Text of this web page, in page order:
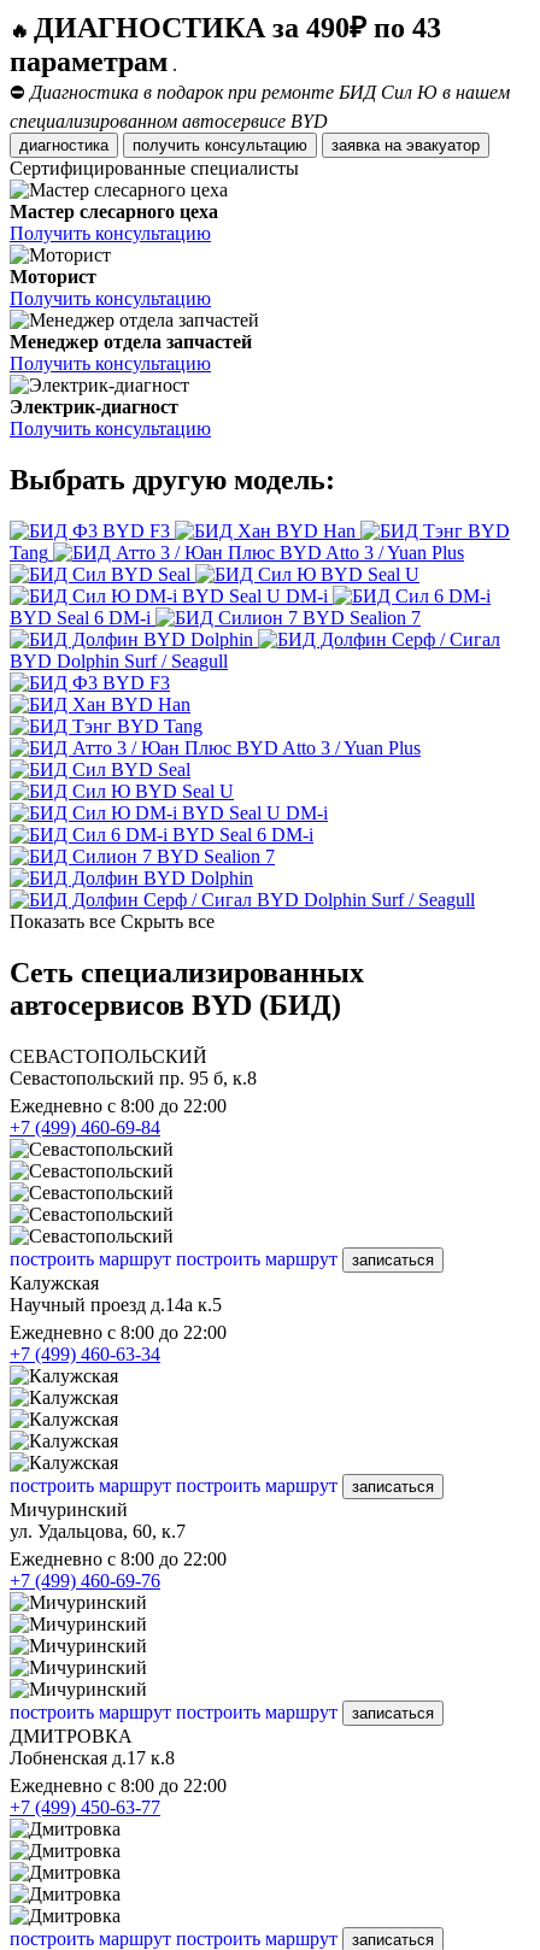
🔥 ДИАГНОСТИКА за 490₽ по 43
параметрам .
⛔ Диагностика в подарок при ремонте БИД Сил Ю в нашем
специализированном автосервисе BYD
диагностика получить консультацию заявка на эвакуатор
Сертифицированные специалисты
Мастер слесарного цеха
Получить консультацию
Моторист
Получить консультацию
Менеджер отдела запчастей
Получить консультацию
Электрик-диагност
Получить консультацию
Выбрать другую модель:
BYD F3 BYD Han
BYD
Tang
BYD Atto 3 / Yuan Plus
BYD Seal
BYD Seal U
BYD Seal U DM-i
BYD Seal 6 DM-i
BYD Sealion 7
BYD Dolphin
BYD Dolphin Surf / Seagull
BYD F3
BYD Han
BYD Tang
BYD Atto 3 / Yuan Plus
BYD Seal
BYD Seal U
BYD Seal U DM-i
BYD Seal 6 DM-i
BYD Sealion 7
BYD Dolphin
BYD Dolphin Surf / Seagull
Показать все Скрыть все
Сеть специализированных
автосервисов BYD (БИД)
СЕВАСТОПОЛЬСКИЙ
Севастопольский пр. 95 б, к.8
Ежедневно с 8:00 до 22:00
+7 (499) 460-69-84
построить маршрут построить маршрут записаться
Калужская
Научный проезд д.14а к.5
Ежедневно с 8:00 до 22:00
+7 (499) 460-63-34
построить маршрут построить маршрут записаться
Мичуринский
ул. Удальцова, 60, к.7
Ежедневно с 8:00 до 22:00
+7 (499) 460-69-76
построить маршрут построить маршрут записаться
ДМИТРОВКА
Лобненская д.17 к.8
Ежедневно с 8:00 до 22:00
+7 (499) 450-63-77
построить маршрут построить маршрут записаться